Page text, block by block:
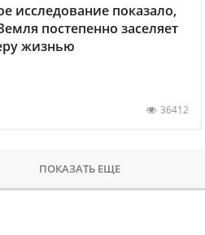
исследование показало,
постепенно заселяет
жизнью
36412
ПОКАЗАТЬ ЕЩЕ